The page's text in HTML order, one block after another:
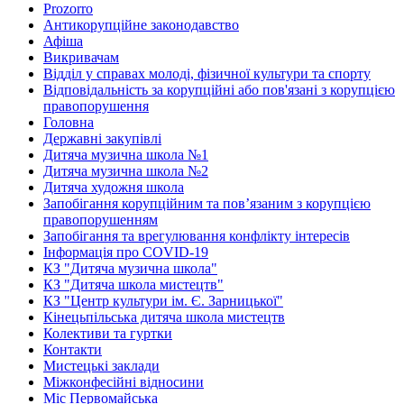
Prozorro
Антикорупційне законодавство
Афіша
Викривачам
Відділ у справах молоді, фізичної культури та спорту
Відповідальність за корупційні або пов'язані з корупцією
правопорушення
Головна
Державні закупівлі
Дитяча музична школа №1
Дитяча музична школа №2
Дитяча художня школа
Запобігання корупційним та пов’язаним з корупцією
правопорушенням
Запобігання та врегулювання конфлікту інтересів
Інформація про COVID-19
КЗ "Дитяча музична школа"
КЗ "Дитяча школа мистецтв"
КЗ "Центр культури ім. Є. Зарницької"
Кінецьпільська дитяча школа мистецтв
Колективи та гуртки
Контакти
Мистецькі заклади
Міжконфесійні відносини
Міс Первомайська